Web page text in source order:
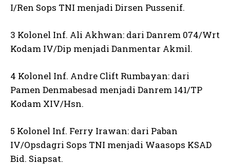
I/Ren Sops TNI menjadi Dirsen Pussenif.
3 Kolonel Inf. Ali Akhwan: dari Danrem 074/Wrt
Kodam IV/Dip menjadi Danmentar Akmil.
4 Kolonel Inf. Andre Clift Rumbayan: dari
Pamen Denmabesad menjadi Danrem 141/TP
Kodam XIV/Hsn.
5 Kolonel Inf. Ferry Irawan: dari Paban
IV/Opsdagri Sops TNI menjadi Waasops KSAD
Bid. Siapsat.